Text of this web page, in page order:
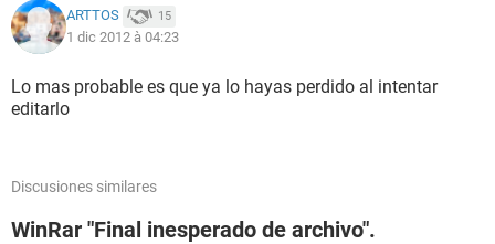
ARTTOS 15
1 dic 2012 à 04:23
Lo mas probable es que ya lo hayas perdido al intentar
editarlo
Discusiones similares
WinRar "Final inesperado de archivo".